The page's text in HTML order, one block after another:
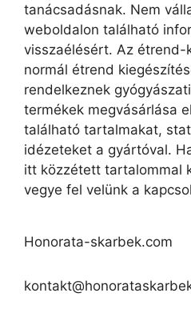
tanácsadásnak. Nem
weboldalon található
visszaélésért. Az étrend-
normál étrend
rendelkeznek
termékek megvásárlása
található tartalmakat,
idézeteket a gyártóval.
itt közzétett tartalommal
vegye fel velünk a
Honorata-skarbek.com